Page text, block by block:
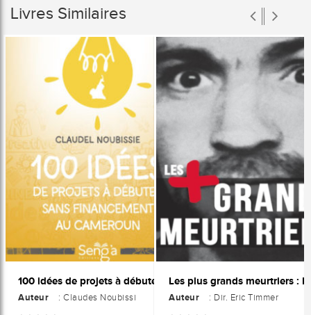
Livres Similaires
100 idées de projets à débuter sans financement au cameroun
Auteur : Claudes Noubissi Auteur : Dir. Eric Timmer